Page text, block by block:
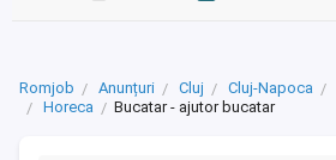
Romjob Anunțuri Cluj Cluj-Napoca
Horeca
Bucatar - ajutor bucatar